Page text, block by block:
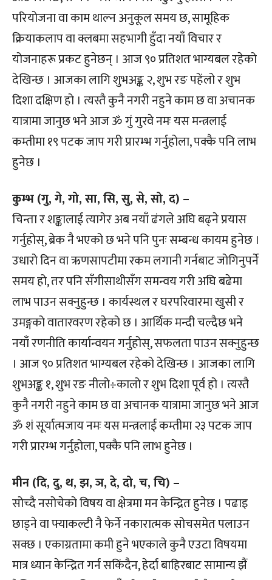
परियोजना वा काम थाल्न अनुकूल समय छ, सामूहिक
क्रियाकलाप वा क्लबमा सहभागी हुँदा नयाँ विचार र
योजनाहरू प्रकट हुनेछन् । आज ९० प्रतिशत भाग्यबल रहेको
देखिन्छ । आजका लागि शुभअङ्क २, शुभ रङ पहेंलो र शुभ
दिशा दक्षिण हो । त्यस्तै कुनै नगरी नहुने काम छ वा अचानक
यात्रामा जानुछ भने आज ॐ गुं गुरवे नमः यस मन्त्रलाई
कम्तीमा १९ पटक जाप गरी प्रारम्भ गर्नुहोला, पक्कै पनि लाभ
हुनेछ ।
कुम्भ (गु, गे, गो, सा, सि, सु, से, सो, द) –
चिन्ता र शङ्कालाई त्यागेर अब नयाँ ढंगले अघि बढ्ने प्रयास
गर्नुहोस्, ब्रेक नै भएको छ भने पनि पुनः सम्बन्ध कायम हुनेछ ।
उधारो दिन वा ऋणसापटीमा रकम लगानी गर्नबाट जोगिनुपर्ने
समय हो, तर पनि सँगीसाथीसँग समन्वय गरी अघि बढेमा
लाभ पाउन सक्नुहुन्छ । कार्यस्थल र घरपरिवारमा खुसी र
उमङ्गको वातारवरण रहेको छ । आर्थिक मन्दी चल्दैछ भने
नयाँ रणनीति कार्यान्वयन गर्नुहोस्, सफलता पाउन सक्नुहुन्छ
। आज ९० प्रतिशत भाग्यबल रहेको देखिन्छ । आजका लागि
शुभअङ्क १, शुभ रङ नीलो÷कालो र शुभ दिशा पूर्व हो । त्यस्तै
कुनै नगरी नहुने काम छ वा अचानक यात्रामा जानुछ भने आज
ॐ शं सूर्यात्मजाय नमः यस मन्त्रलाई कम्तीमा २३ पटक जाप
गरी प्रारम्भ गर्नुहोला, पक्कै पनि लाभ हुनेछ ।
मीन (दि, दु, थ, झ, ञ, दे, दो, च, चि) –
सोच्दै नसोचेको विषय वा क्षेत्रमा मन केन्द्रित हुनेछ । पढाइ
छाड्ने वा फ्याकल्टी नै फेर्ने नकारात्मक सोचसमेत पलाउन
सक्छ । एकाग्रतामा कमी हुने भएकाले कुनै एउटा विषयमा
मात्र ध्यान केन्द्रित गर्न सकिंदैन, हेर्दा बाहिरबाट सामान्य झैं